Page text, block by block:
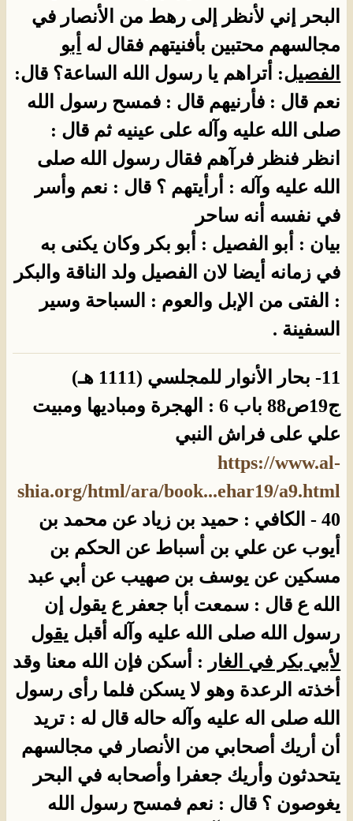
البحر إني لأنظر إلى رهط من الأنصار في
مجالسهم محتبين بأفنيتهم فقال له أبو
الفصيل: أتراهم يا رسول الله الساعة؟ قال:
نعم قال : فأرنيهم قال : فمسح رسول الله
صلى الله عليه وآله على عينيه ثم قال :
انظر فنظر فرآهم فقال رسول الله صلى
الله عليه وآله : أرأيتهم ؟ قال : نعم وأسر
في نفسه أنه ساحر
بيان : أبو الفصيل : أبو بكر وكان يكنى به
في زمانه أيضا لان الفصيل ولد الناقة والبكر
: الفتى من الإبل والعوم : السباحة وسير
السفينة .
11- بحار الأنوار للمجلسي (1111 هـ)
ج19ص88 باب 6 : الهجرة ومباديها ومبيت
علي على فراش النبي
https://www.al-
shia.org/html/ara/book...ehar19/a9.html
40 - الكافي : حميد بن زياد عن محمد بن
أيوب عن علي بن أسباط عن الحكم بن
مسكين عن يوسف بن صهيب عن أبي عبد
الله ع قال : سمعت أبا جعفر ع يقول إن
رسول الله صلى الله عليه وآله أقبل يقول
لأبي بكر في الغار : أسكن فإن الله معنا وقد
أخذته الرعدة وهو لا يسكن فلما رأى رسول
الله صلى اله عليه وآله حاله قال له : تريد
أن أريك أصحابي من الأنصار في مجالسهم
يتحدثون وأريك جعفرا وأصحابه في البحر
يغوصون ؟ قال : نعم فمسح رسول الله